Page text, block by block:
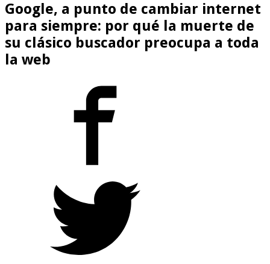
Google, a punto de cambiar internet
para siempre: por qué la muerte de
su clásico buscador preocupa a toda
la web